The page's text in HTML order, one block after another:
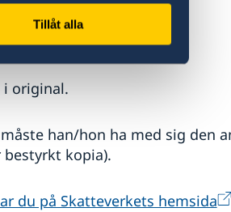
Tillåt alla
föddes.
original.
han/hon ha med sig den
kopia).
du på Skatteverkets hemsida